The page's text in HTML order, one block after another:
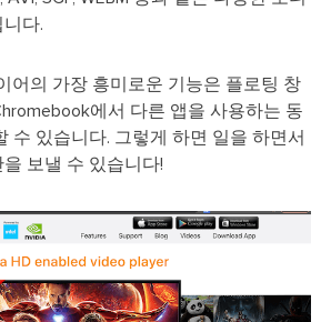
다.
어의 가장 흥미로운 기능은 플로팅 창
에서 다른 앱을 사용하는 동
수 있습니다. 그렇게 하면 일을 하면서
보낼 수 있습니다!